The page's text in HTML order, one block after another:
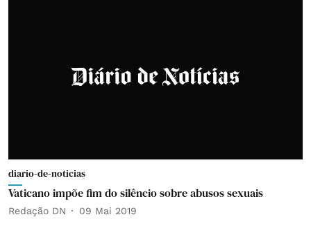
diario-de-noticias
Vaticano impõe fim do silêncio sobre abusos sexuais
Redação DN 09 Mai 2019